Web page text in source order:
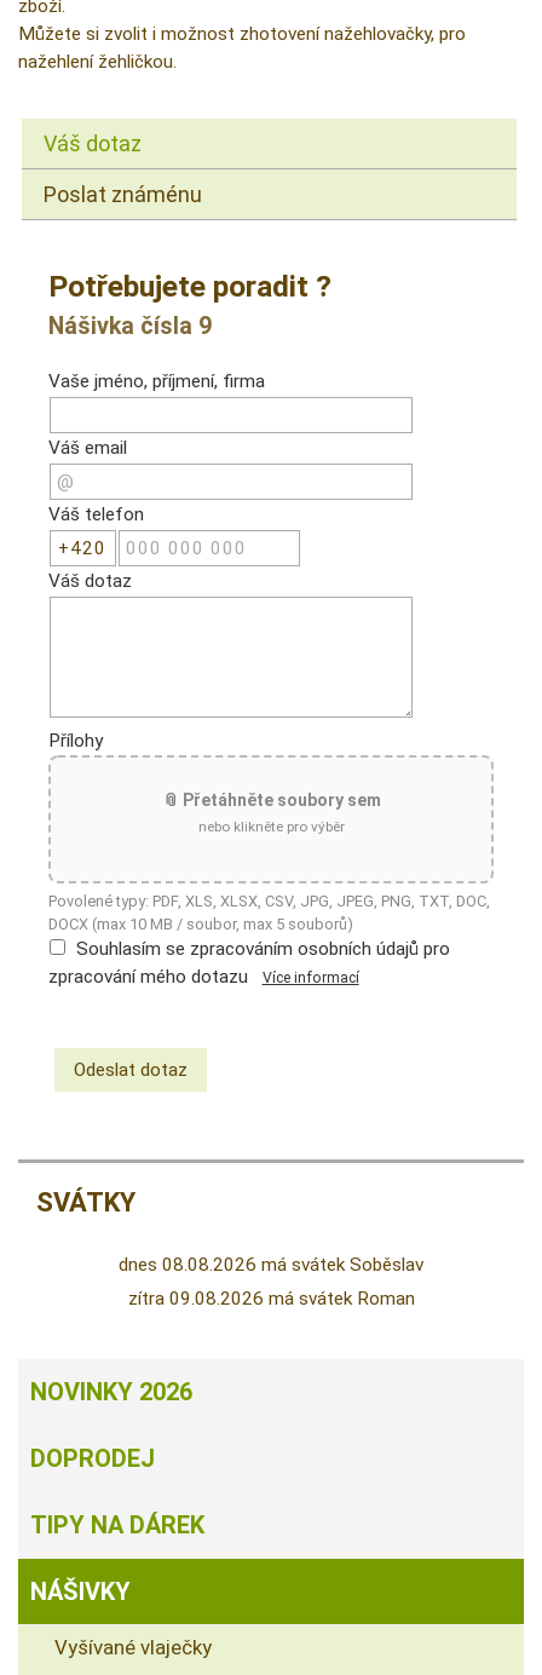
zboží.
Můžete si zvolit i možnost zhotovení nažehlovačky, pro
nažehlení žehličkou.
Váš dotaz
Poslat známénu
Potřebujete poradit ?
Nášivka čísla 9
Vaše jméno, příjmení, firma
Váš email
Váš telefon
Váš dotaz
Přílohy
📎 Přetáhněte soubory sem
nebo klikněte pro výběr
Povolené typy: PDF, XLS, XLSX, CSV, JPG, JPEG, PNG, TXT, DOC,
DOCX (max 10 MB / soubor, max 5 souborů)
Souhlasím se zpracováním osobních údajů pro
zpracování mého dotazu
Více informací
SVÁTKY
dnes 08.08.2026 má svátek Soběslav
zítra 09.08.2026 má svátek Roman
NOVINKY 2026
DOPRODEJ
TIPY NA DÁREK
NÁŠIVKY
Vyšívané vlaječky